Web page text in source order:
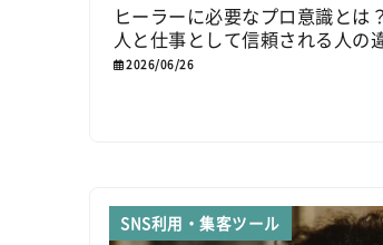
ヒーラーに必要なプロ意識とは
人と仕事として信頼される人の
2026/06/26
SNS利用・集客ツール